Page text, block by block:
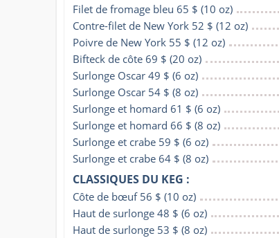
Filet de fromage bleu 65 $ (10 oz)
Contre-filet de New York 52 $ (12 oz)
Poivre de New York 55 $ (12 oz)
Bifteck de côte 69 $ (20 oz)
Surlonge Oscar 49 $ (6 oz)
Surlonge Oscar 54 $ (8 oz)
Surlonge et homard 61 $ (6 oz)
Surlonge et homard 66 $ (8 oz)
Surlonge et crabe 59 $ (6 oz)
Surlonge et crabe 64 $ (8 oz)
CLASSIQUES DU KEG :
Côte de bœuf 56 $ (10 oz)
Haut de surlonge 48 $ (6 oz)
Haut de surlonge 53 $ (8 oz)